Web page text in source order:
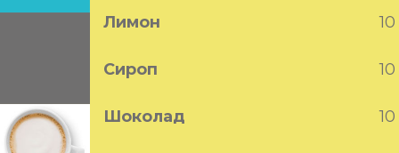
Лимон
Сироп
Шоколад